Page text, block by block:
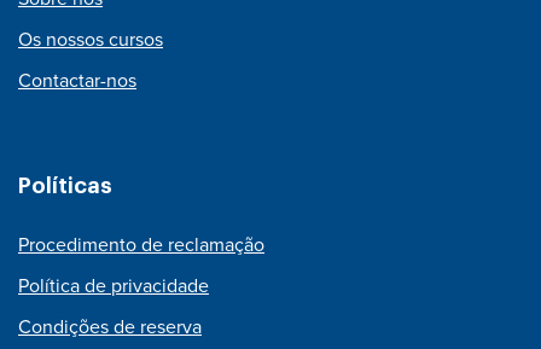
Os nossos cursos
Contactar-nos
Políticas
Procedimento de reclamação
Política de privacidade
Condições de reserva